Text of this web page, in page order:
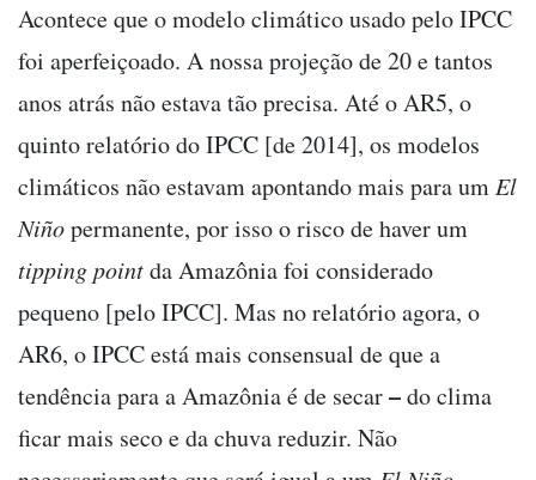
Acontece que o modelo climático usado pelo IPCC
foi aperfeiçoado. A nossa projeção de 20 e tantos
anos atrás não estava tão precisa. Até o AR5, o
quinto relatório do IPCC [de 2014], os modelos
climáticos não estavam apontando mais para um El
Niñopermanente, por isso o risco de haver um
tipping pointda Amazônia foi considerado
pequeno [pelo IPCC]. Mas no relatório agora, o
AR6, o IPCC está mais consensual de que a
tendência para a Amazônia é de secar–do clima
ficar mais seco e da chuva reduzir. Não